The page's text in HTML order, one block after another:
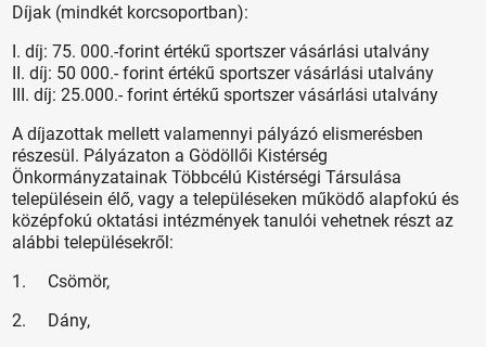
Díjak (mindkét korcsoportban):
I. díj: 75. 000.-forint értékű sportszer vásárlási utalvány
II. díj: 50 000.- forint értékű sportszer vásárlási utalvány
III. díj: 25.000.- forint értékű sportszer vásárlási utalvány
A díjazottak mellett valamennyi pályázó elismerésben
részesül. Pályázaton a Gödöllői Kistérség
Önkormányzatainak Többcélú Kistérségi Társulása
településein élő, vagy a településeken működő alapfokú és
középfokú oktatási intézmények tanulói vehetnek részt az
alábbi településekről:
1. Csömör,
2. Dány,